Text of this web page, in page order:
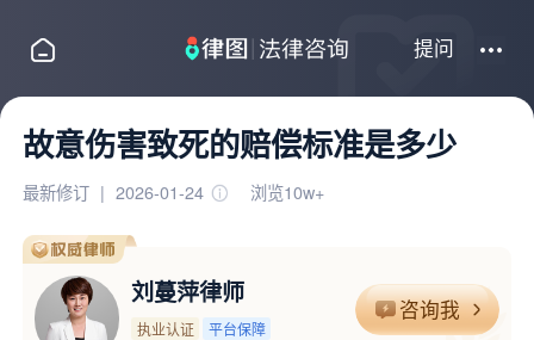
提问
故意伤害致死的赔偿标准是多少
最新修订 | 2026-01-24 浏览10w+
刘蔓萍律师
执业认证 平台保障
咨询我